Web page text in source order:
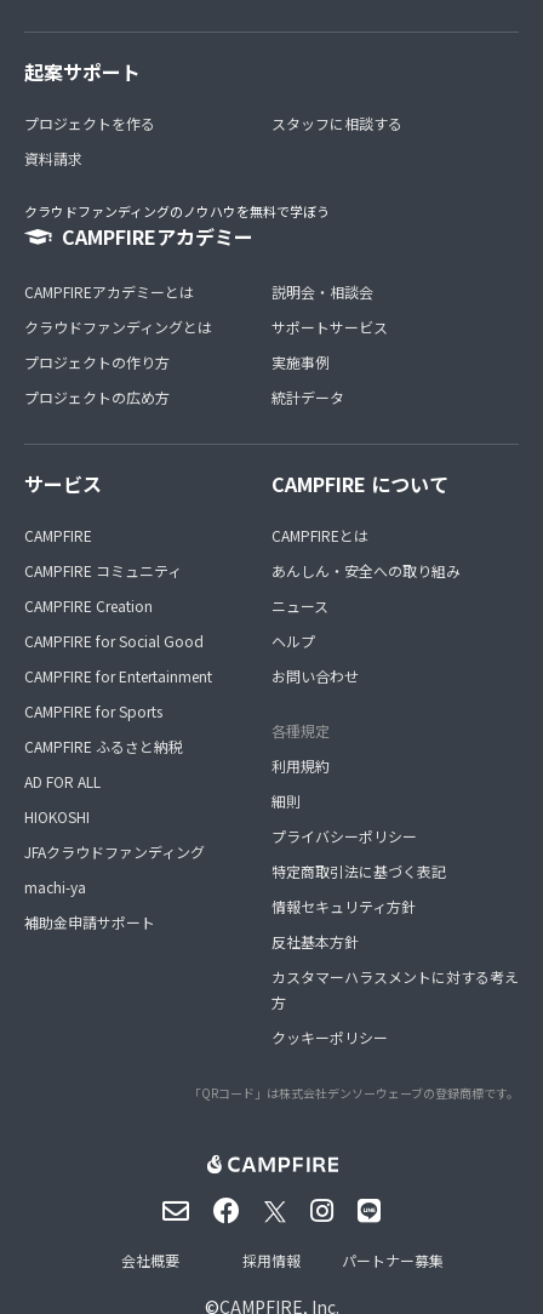
起案サポート
プロジェクトを作る
資料請求
スタッフに相談する
クラウドファンディングのノウハウを無料で学ぼう
CAMPFIREアカデミー
CAMPFIREアカデミーとは
クラウドファンディングとは
プロジェクトの作り方
プロジェクトの広め方
説明会・相談会
サポートサービス
実施事例
統計データ
サービス
CAMPFIRE
CAMPFIRE コミュニティ
CAMPFIRE Creation
CAMPFIRE for Social Good
CAMPFIRE for Entertainment
CAMPFIRE for Sports
CAMPFIRE ふるさと納税
AD FOR ALL
HIOKOSHI
JFAクラウドファンディング
machi-ya
補助金申請サポート
CAMPFIRE について
CAMPFIREとは
あんしん・安全への取り組み
ニュース
ヘルプ
お問い合わせ
各種規定
利用規約
細則
プライバシーポリシー
特定商取引法に基づく表記
情報セキュリティ方針
反社基本方針
カスタマーハラスメントに対する考え
方
クッキーポリシー
「QRコード」は株式会社デンソーウェーブの登録商標です。
©CAMPFIRE, Inc.
会社概要 採用情報 パートナー募集